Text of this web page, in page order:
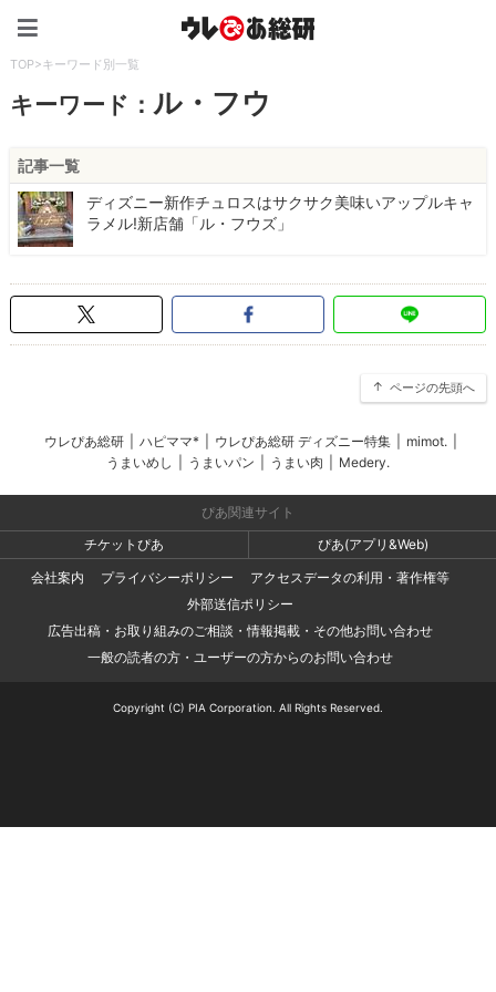
TOP>キーワード別一覧
キーワード：ル・フウ
記事一覧
ディズニー新作チュロスはサクサク美味いアップルキャ
ラメル!新店舗「ル・フウズ」
ページの先頭へ
ウレぴあ総研 ハピママ* ウレぴあ総研 ディズニー特集 mimot.
うまいめし
うまいパン うまい肉 Medery.
ぴあ関連サイト
チケットぴあ
ぴあ(アプリ&Web)
会社案内
プライバシーポリシー
アクセスデータの利用・著作権等
外部送信ポリシー
広告出稿・お取り組みのご相談・情報掲載・その他お問い合わせ
一般の読者の方・ユーザーの方からのお問い合わせ
Copyright (C) PIA Corporation. All Rights Reserved.